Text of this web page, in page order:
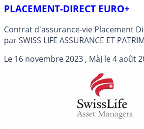
PLACEMENT-DIRECT EURO+
Contrat d'assurance-vie Placement
par SWISS LIFE ASSURANCE ET
euros en 2025 de 3.600% (Soit 2.981%
prélèvements sociaux et des frais de
Le 16 novembre 2023 , MàJ le4 août